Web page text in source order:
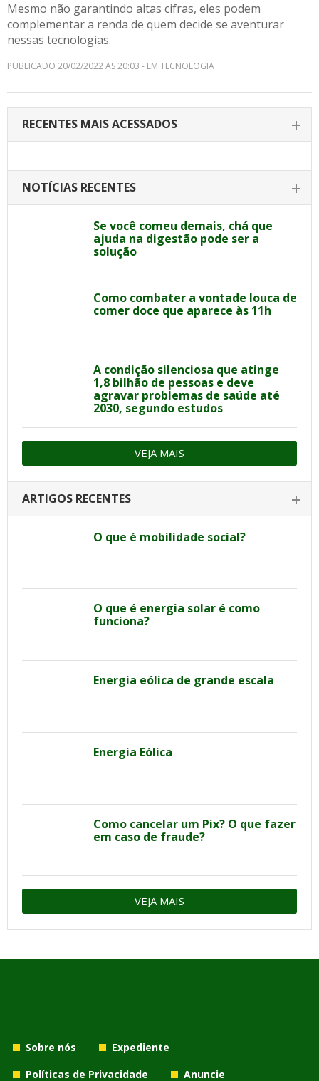
Mesmo não garantindo altas cifras, eles podem
complementar a renda de quem decide se aventurar
nessas tecnologias.
PUBLICADO 20/02/2022 AS 20:03 - EM TECNOLOGIA
RECENTES MAIS ACESSADOS
NOTÍCIAS RECENTES
Se você comeu demais, chá que
ajuda na digestão pode ser a
solução
Como combater a vontade louca de
comer doce que aparece às 11h
A condição silenciosa que atinge
1,8 bilhão de pessoas e deve
agravar problemas de saúde até
2030, segundo estudos
VEJA MAIS
ARTIGOS RECENTES
O que é mobilidade social?
O que é energia solar é como
funciona?
Energia eólica de grande escala
Energia Eólica
Como cancelar um Pix? O que fazer
em caso de fraude?
VEJA MAIS
Sobre nós
Expediente
Políticas de Privacidade
Anuncie